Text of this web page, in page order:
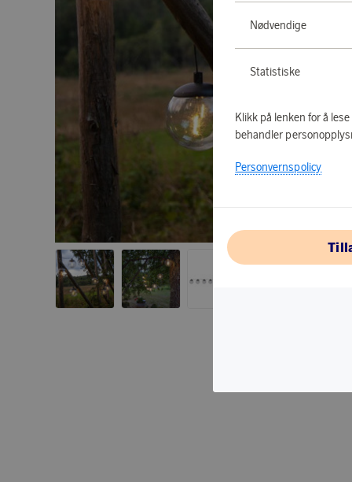
Nødvendige
Statistiske
Klikk på lenken for å
behandler
Personvernspolicy